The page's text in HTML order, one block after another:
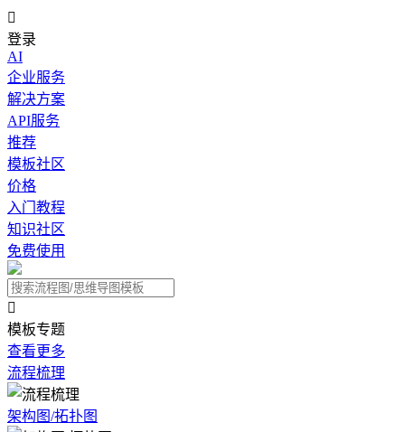

登录
AI
企业服务
解决方案
API服务
推荐
模板社区
价格
入门教程
知识社区
免费使用

模板专题
查看更多
流程梳理
架构图/拓扑图